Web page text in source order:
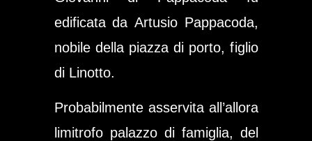
edificata da Artusio Pappacoda,
nobile della piazza di porto, figlio
di Linotto.
Probabilmente asservita all’allora
limitrofo palazzo di famiglia, del